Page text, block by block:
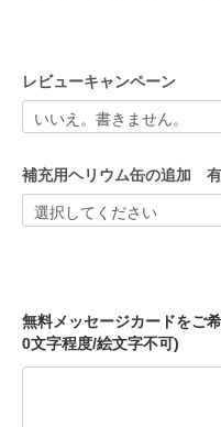
レビューキャンペーン
補充用ヘリウム缶の追加
無料メッセージカードをご
0文字程度/絵文字不可)